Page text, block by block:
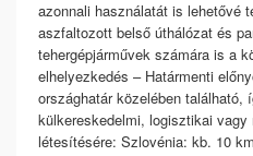
azonnali használatát is lehetővé
aszfaltozott belső úthálózat és
tehergépjárművek számára is a
elhelyezkedés – Határmenti
országhatár közelében található,
külkereskedelmi, logisztikai
létesítésére: Szlovénia: kb. 10